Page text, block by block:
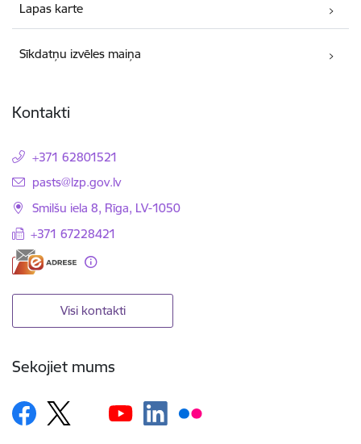
Lapas karte
Sīkdatņu izvēles maiņa
Kontakti
+371 62801521
E-pasts:
pasts@lzp.gov.lv
Smilšu iela 8, Rīga, LV-1050
+371 67228421
Visi kontakti
Sekojiet mums